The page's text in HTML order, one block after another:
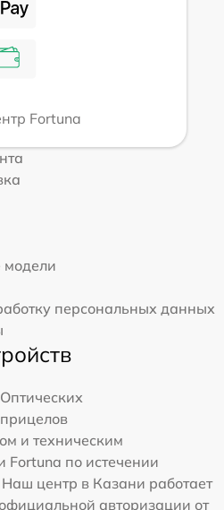
Fortuna
модели
персональных данных
Оптических
прицелов
и техническим
Fortuna по истечении
центр в Казани работает
авторизации от